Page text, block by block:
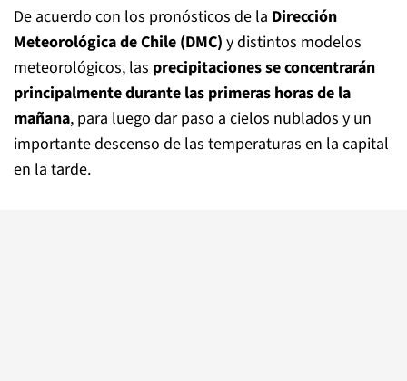
De acuerdo con los pronósticos de la Dirección
Meteorológica de Chile (DMC) y distintos modelos
meteorológicos, las precipitaciones se concentrarán
principalmente durante las primeras horas de la
mañana, para luego dar paso a cielos nublados y un
importante descenso de las temperaturas en la capital
en la tarde.